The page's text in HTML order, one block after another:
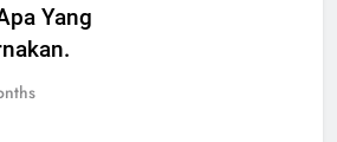
Yang